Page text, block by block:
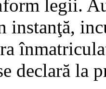
legii.
instanţă,
declară la